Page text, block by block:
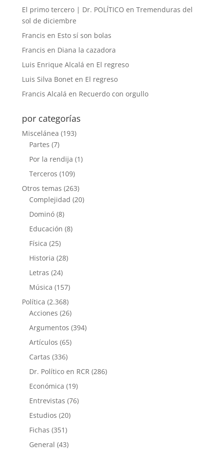
El primo tercero | Dr. POLÍTICO en Tremenduras del
sol de diciembre
Francis en Esto sí son bolas
Francis en Diana la cazadora
Luis Enrique Alcalá en El regreso
Luis Silva Boneten El regreso
Francis Alcalá en Recuerdo con orgullo
por categorías
Miscelánea (193)
Partes (7)
Por la rendija (1)
Terceros (109)
Otros temas (263)
Complejidad (20)
Dominó(8)
Educación (8)
Física (25)
Historia (28)
Letras (24)
Música (157)
Política (2.368)
Acciones (26)
Argumentos (394)
Artículos (65)
Cartas (336)
Dr. Político en RCR (286)
Económica (19)
Entrevistas (76)
Estudios (20)
Fichas (351)
General (43)